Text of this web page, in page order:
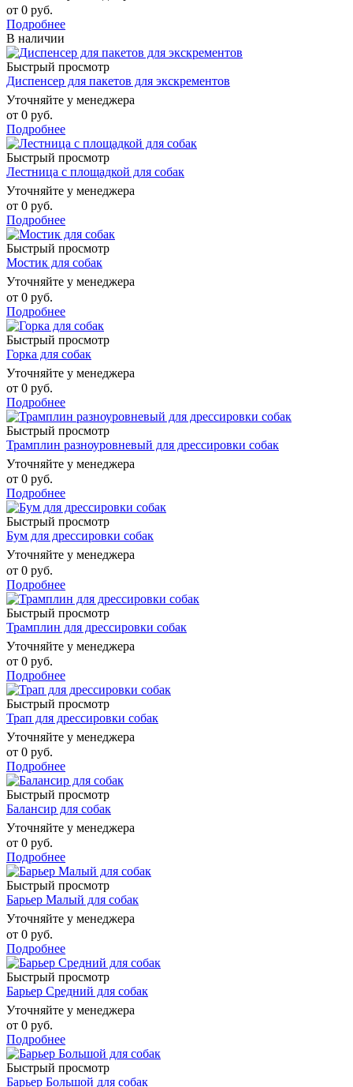
от 0 руб.
Подробнее
В наличии
Быстрый просмотр
Диспенсер для пакетов для экскрементов
Уточняйте у менеджера
от 0 руб.
Подробнее
Быстрый просмотр
Лестница с площадкой для собак
Уточняйте у менеджера
от 0 руб.
Подробнее
Быстрый просмотр
Мостик для собак
Уточняйте у менеджера
от 0 руб.
Подробнее
Быстрый просмотр
Горка для собак
Уточняйте у менеджера
от 0 руб.
Подробнее
Быстрый просмотр
Трамплин разноуровневый для дрессировки собак
Уточняйте у менеджера
от 0 руб.
Подробнее
Быстрый просмотр
Бум для дрессировки собак
Уточняйте у менеджера
от 0 руб.
Подробнее
Быстрый просмотр
Трамплин для дрессировки собак
Уточняйте у менеджера
от 0 руб.
Подробнее
Быстрый просмотр
Трап для дрессировки собак
Уточняйте у менеджера
от 0 руб.
Подробнее
Быстрый просмотр
Балансир для собак
Уточняйте у менеджера
от 0 руб.
Подробнее
Быстрый просмотр
Барьер Малый для собак
Уточняйте у менеджера
от 0 руб.
Подробнее
Быстрый просмотр
Барьер Средний для собак
Уточняйте у менеджера
от 0 руб.
Подробнее
Быстрый просмотр
Барьер Большой для собак